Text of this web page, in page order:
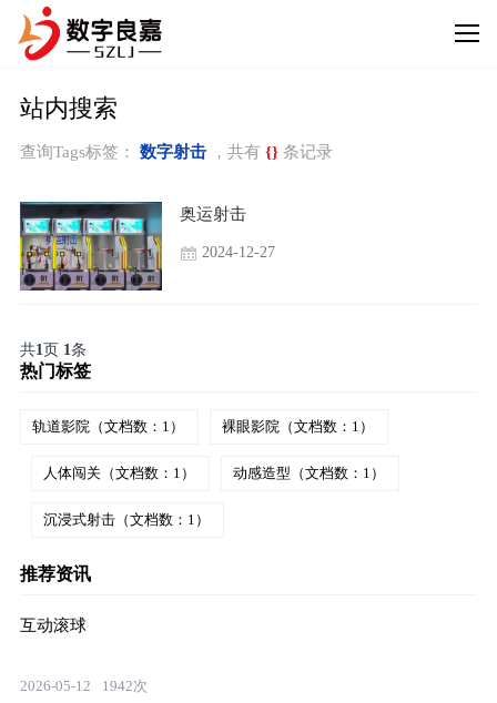
站内搜索
查询Tags标签： 数字射击，共有 {}条记录
奥运射击
2024-12-27
共1页 1条
热门标签
轨道影院（文档数：1） 裸眼影院（文档数：1）
人体闯关（文档数：1） 动感造型（文档数：1）
沉浸式射击（文档数：1）
推荐资讯
互动滚球
2026-05-12 1942次